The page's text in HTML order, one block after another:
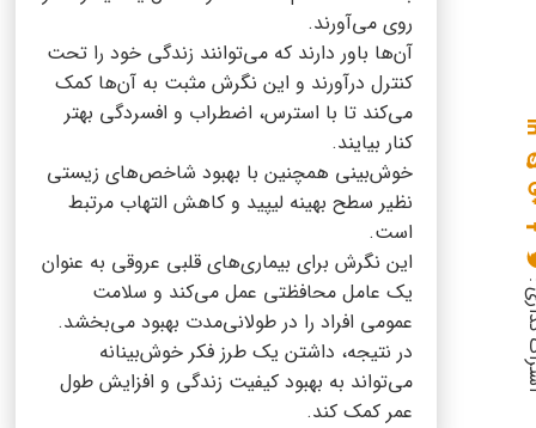
روی می‌آورند.
آن‌ها باور دارند که می‌توانند زندگی خود را تحت
کنترل درآورند و این نگرش مثبت به آن‌ها کمک
می‌کند تا با استرس، اضطراب و افسردگی بهتر
کنار بیایند.
خوش‌بینی همچنین با بهبود شاخص‌های زیستی
نظیر سطح بهینه لیپید و کاهش التهاب مرتبط
است.
این نگرش برای بیماری‌های قلبی عروقی به عنوان
یک عامل محافظتی عمل می‌کند و سلامت
عمومی افراد را در طولانی‌مدت بهبود می‌بخشد.
در نتیجه، داشتن یک طرز فکر خوش‌بینانه
می‌تواند به بهبود کیفیت زندگی و افزایش طول
عمر کمک کند.
: